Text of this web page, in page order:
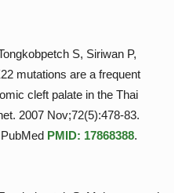
S, Siriwan P,
mutations are a frequent
cleft palate in the Thai
2007 Nov;72(5):478-83.
PMID: 17868388.